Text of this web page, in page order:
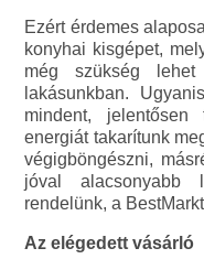
Ezért érdemes
konyhai kisgépet,
még szükség
lakásunkban.
mindent,
energiát takarítunk
végigböngészni,
jóval
rendelünk, a
Az elégedett vásárló